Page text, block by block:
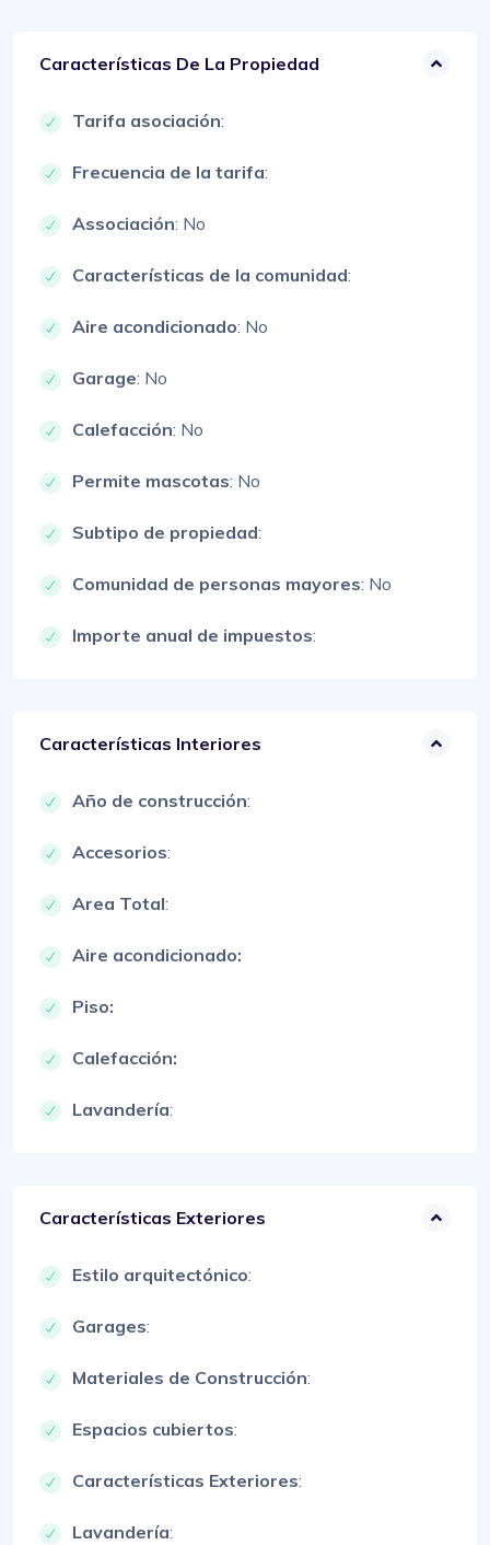
Características De La Propiedad
Tarifa asociación:
Frecuencia de la tarifa:
Associación: No
Características de la comunidad:
Aire acondicionado: No
Garage: No
Calefacción: No
Permite mascotas: No
Subtipo de propiedad:
Comunidad de personas mayores: No
Importe anual de impuestos:
Características Interiores
Año de construcción:
Accesorios:
Area Total:
Aire acondicionado:
Piso:
Calefacción:
Lavandería:
Características Exteriores
Estilo arquitectónico:
Garages:
Materiales de Construcción:
Espacios cubiertos:
Características Exteriores:
Lavandería: